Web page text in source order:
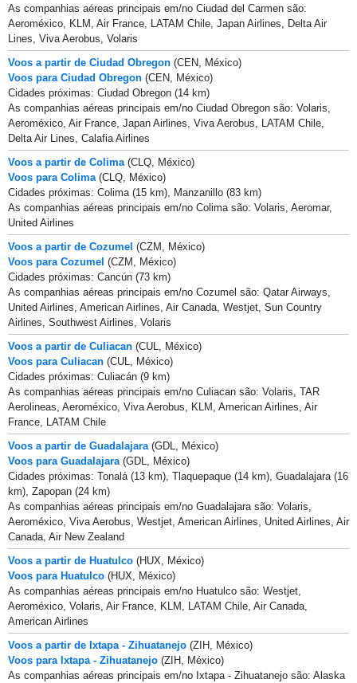
As companhias aéreas principais em/no Ciudad del Carmen são:
Aeroméxico, KLM, Air France, LATAM Chile, Japan Airlines, Delta Air
Lines, Viva Aerobus, Volaris
Voos a partir de Ciudad Obregon (CEN, México)
Voos para Ciudad Obregon (CEN, México)
Cidades próximas: Ciudad Obregon (14 km)
As companhias aéreas principais em/no Ciudad Obregon são: Volaris,
Aeroméxico, Air France, Japan Airlines, Viva Aerobus, LATAM Chile,
Delta Air Lines, Calafia Airlines
Voos a partir de Colima (CLQ, México)
Voos para Colima (CLQ, México)
Cidades próximas: Colima (15 km), Manzanillo (83 km)
As companhias aéreas principais em/no Colima são: Volaris, Aeromar,
United Airlines
Voos a partir de Cozumel (CZM, México)
Voos para Cozumel (CZM, México)
Cidades próximas: Cancún (73 km)
As companhias aéreas principais em/no Cozumel são: Qatar Airways,
United Airlines, American Airlines, Air Canada, Westjet, Sun Country
Airlines, Southwest Airlines, Volaris
Voos a partir de Culiacan (CUL, México)
Voos para Culiacan (CUL, México)
Cidades próximas: Culiacán (9 km)
As companhias aéreas principais em/no Culiacan são: Volaris, TAR
Aerolineas, Aeroméxico, Viva Aerobus, KLM, American Airlines, Air
France, LATAM Chile
Voos a partir de Guadalajara (GDL, México)
Voos para Guadalajara (GDL, México)
Cidades próximas: Tonalá (13 km), Tlaquepaque (14 km), Guadalajara (16
km), Zapopan (24 km)
As companhias aéreas principais em/no Guadalajara são: Volaris,
Aeroméxico, Viva Aerobus, Westjet, American Airlines, United Airlines, Air
Canada, Air New Zealand
Voos a partir de Huatulco (HUX, México)
Voos para Huatulco (HUX, México)
As companhias aéreas principais em/no Huatulco são: Westjet,
Aeroméxico, Volaris, Air France, KLM, LATAM Chile, Air Canada,
American Airlines
Voos a partir de Ixtapa - Zihuatanejo (ZIH, México)
Voos para Ixtapa - Zihuatanejo (ZIH, México)
As companhias aéreas principais em/no Ixtapa - Zihuatanejo são: Alaska